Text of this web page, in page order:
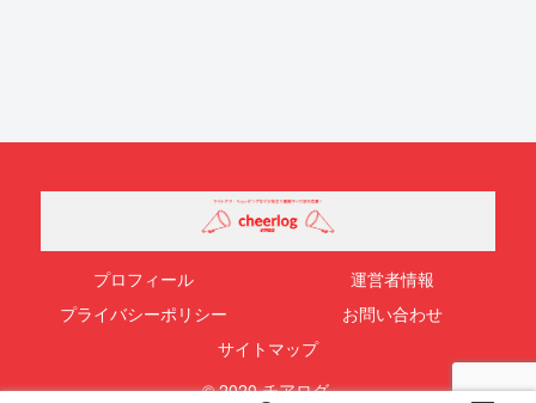
プロフィール
運営者情報
プライバシーポリシー
お問い合わせ
サイトマップ
© 2020 チアログ.